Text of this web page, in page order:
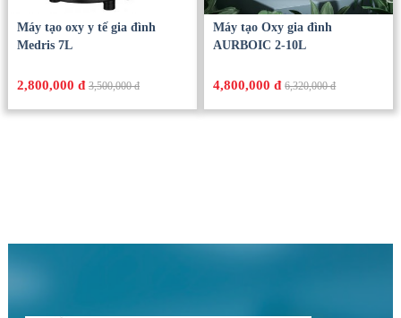
Máy tạo oxy y tế gia đình
Medris 7L
2,800,000 đ 3,500,000 đ
Máy tạo Oxy gia đình
AURBOIC 2-10L
4,800,000 đ 6,320,000 đ